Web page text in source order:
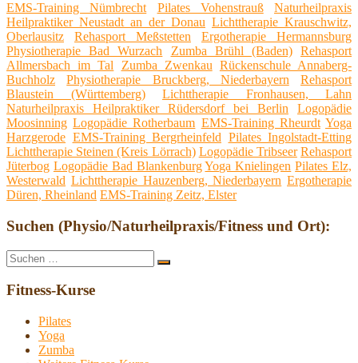
EMS-Training Nümbrecht Pilates Vohenstrauß
Naturheilpraxis
Heilpraktiker Neustadt an der Donau Lichttherapie Krauschwitz,
Oberlausitz
Rehasport Meßstetten
Ergotherapie Hermannsburg
Physiotherapie Bad Wurzach
Zumba Brühl (Baden) Rehasport
Allmersbach im Tal
Zumba Zwenkau Rückenschule Annaberg-
Buchholz
Physiotherapie Bruckberg, Niederbayern
Rehasport
Blaustein (Württemberg)
Lichttherapie Fronhausen, Lahn
Naturheilpraxis Heilpraktiker Rüdersdorf bei Berlin
Logopädie
Moosinning Logopädie Rotherbaum EMS-Training Rheurdt Yoga
Harzgerode EMS-Training Bergrheinfeld Pilates Ingolstadt-Etting
Lichttherapie Steinen (Kreis Lörrach) Logopädie Tribseer Rehasport
Jüterbog Logopädie Bad Blankenburg Yoga Knielingen Pilates Elz,
Westerwald Lichttherapie Hauzenberg, Niederbayern Ergotherapie
Düren, Rheinland EMS-Training Zeitz, Elster
Suchen (Physio/Naturheilpraxis/Fitness und Ort):
Suche
nach:
Suchen
Fitness-Kurse
Pilates
Yoga
Zumba